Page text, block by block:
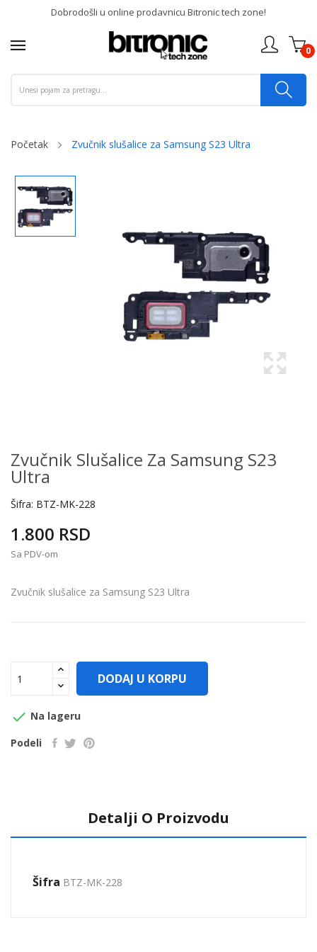
Dobrodošli u online prodavnicu Bitronic tech zone!
0
Početak Zvučnik slušalice za Samsung S23 Ultra
Zvučnik Slušalice Za Samsung S23
Ultra
Šifra: BTZ-MK-228
1.800 RSD
Sa PDV-om
Zvučnik slušalice za Samsung S23 Ultra
DODAJ U KORPU
 Na lageru
Podeli
Detalji O Proizvodu
Šifra BTZ-MK-228